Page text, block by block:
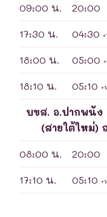
09:00 น. 20:00
17:30 น. 04:30
18:00 น. 05:00
18:10 น. 05:10
บขส. อ.ปากพนัง
(สายใต้ใหม่)
08:00 น. 20:00
17:10 น. 05:10